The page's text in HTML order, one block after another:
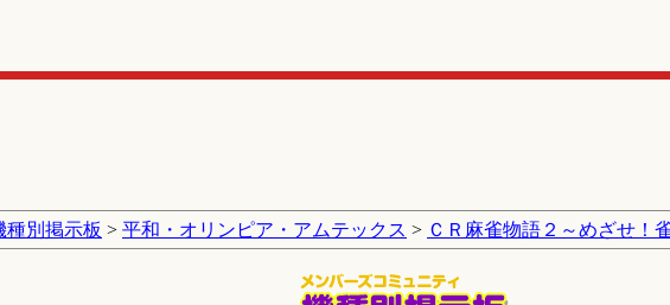
種別掲示板 > 平和・オリンピア・アムテックス > ＣＲ麻雀物語２～めざせ！